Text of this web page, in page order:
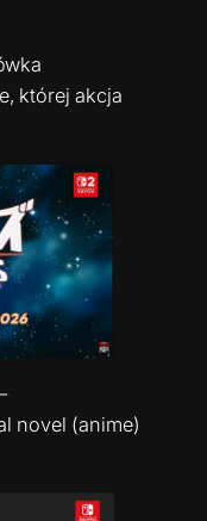
której akcja
novel (anime)